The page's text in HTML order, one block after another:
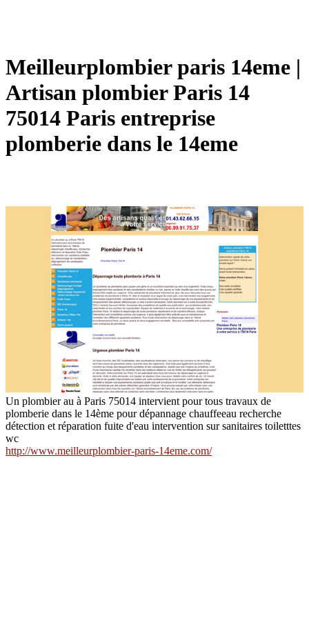
Meil­leurplom­bier paris 14eme |
Artisan plombier Paris 14
75014 Paris entreprise
plomberie dans le 14eme
Un plombier au à Paris 75014 intervient pour tous travaux de
plomberie dans le 14ème pour dépannage chauffeeau recherche
détection et réparation fuite d'eau intervention sur sanitaires toiletttes
wc
http://www.meilleurplombier-paris-14eme.com/